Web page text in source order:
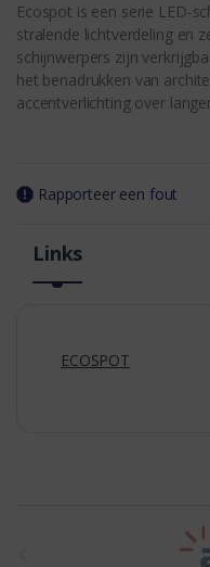
Ecospot is een serie LED-
stralende lichtverdeling en
schijnwerpers zijn
het benadrukken van
accentverlichting over
Rapporteer een fout
Links
ECOSPOT